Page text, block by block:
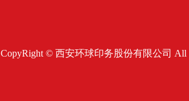
CopyRight © 西安环球印务股份有限公司 All